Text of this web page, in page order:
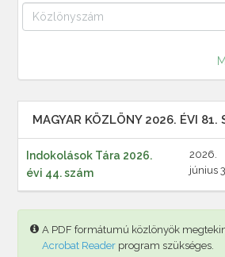
MAGYAR KÖZLÖNY 2026. ÉVI 81.
Indokolások Tára 2026.
évi 44. szám
2026.
június
A PDF formátumú közlönyök
Acrobat Reader program szükséges.